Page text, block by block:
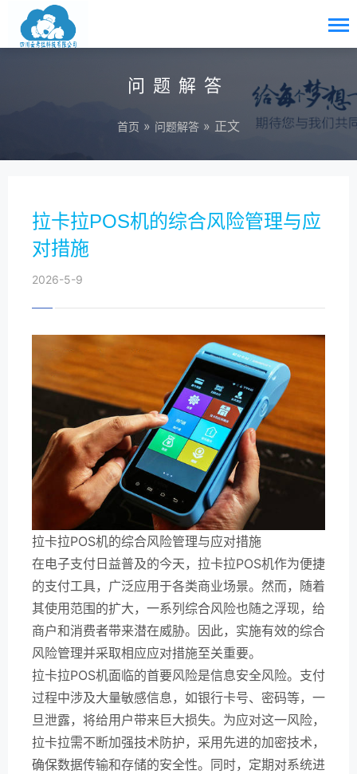
问题解答
首页 » 问题解答 » 正文
拉卡拉POS机的综合风险管理与应
对措施
2026-5-9
拉卡拉POS机的综合风险管理与应对措施
在电子支付日益普及的今天，拉卡拉POS机作为便捷
的支付工具，广泛应用于各类商业场景。然而，随着
其使用范围的扩大，一系列综合风险也随之浮现，给
商户和消费者带来潜在威胁。因此，实施有效的综合
风险管理并采取相应应对措施至关重要。
拉卡拉POS机面临的首要风险是信息安全风险。支付
过程中涉及大量敏感信息，如银行卡号、密码等，一
旦泄露，将给用户带来巨大损失。为应对这一风险，
拉卡拉需不断加强技术防护，采用先进的加密技术，
确保数据传输和存储的安全性。同时，定期对系统进